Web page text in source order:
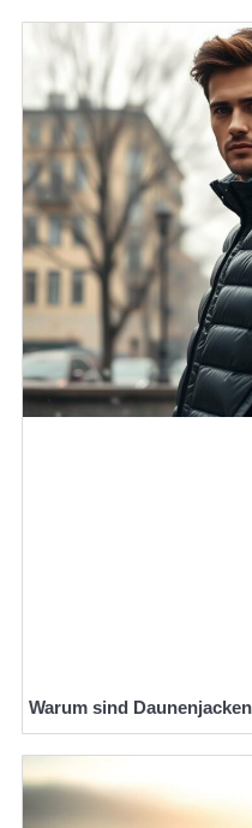
Warum sind